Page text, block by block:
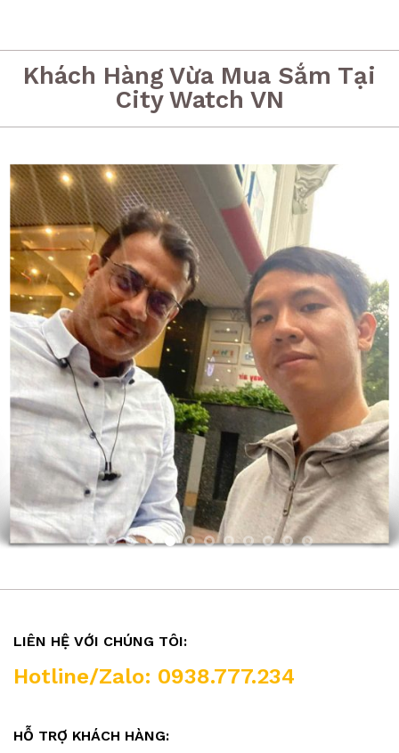
Khách Hàng Vừa Mua Sắm Tại
City Watch VN
LIÊN HỆ VỚI CHÚNG TÔI:
Hotline/Zalo: 0938.777.234
HỖ TRỢ KHÁCH HÀNG: